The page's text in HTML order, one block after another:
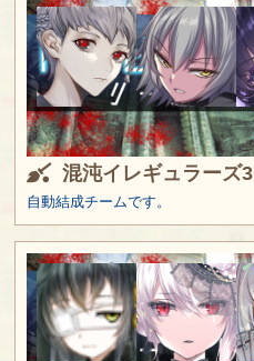
混沌イレギュラーズ3
自動結成チームです。